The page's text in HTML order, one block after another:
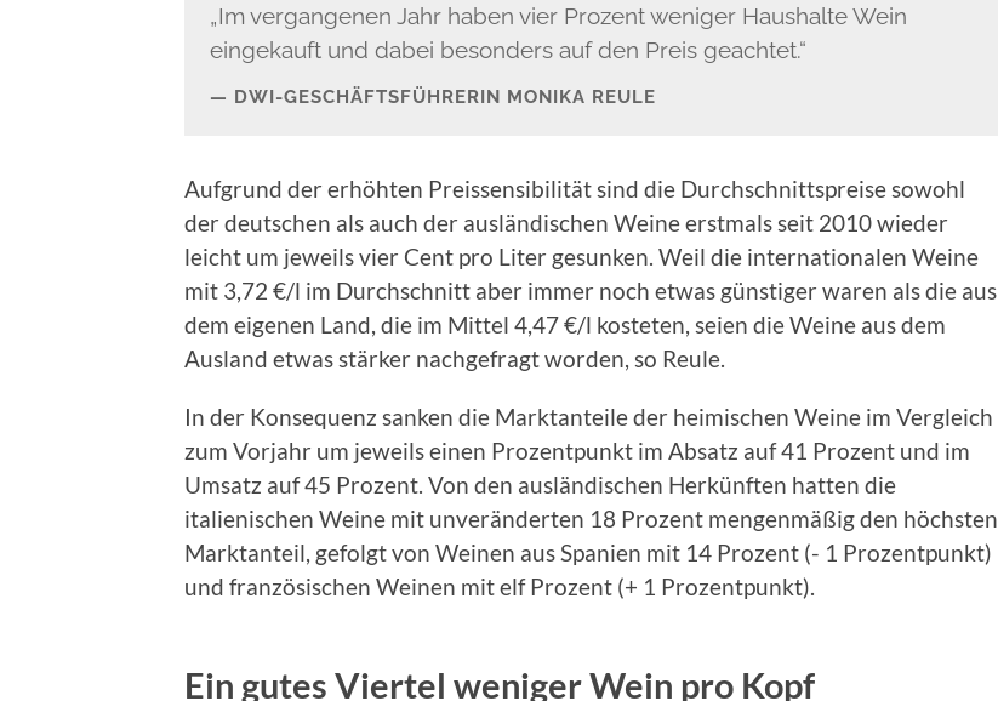
„Im vergangenen Jahr haben vier Prozent weniger Haushalte Wein
eingekauft und dabei besonders auf den Preis geachtet.“
DWI-GESCHÄFTSFÜHRERIN MONIKA REULE
Aufgrund der erhöhten Preissensibilität sind die Durchschnittspreise sowohl
der deutschen als auch der ausländischen Weine erstmals seit 2010 wieder
leicht um jeweils vier Cent pro Liter gesunken. Weil die internationalen Weine
mit 3,72 €/l im Durchschnitt aber immer noch etwas günstiger waren als die aus
dem eigenen Land, die im Mittel 4,47 €/l kosteten, seien die Weine aus dem
Ausland etwas stärker nachgefragt worden, so Reule.
In der Konsequenz sanken die Marktanteile der heimischen Weine im Vergleich
zum Vorjahr um jeweils einen Prozentpunkt im Absatz auf 41 Prozent und im
Umsatz auf 45 Prozent. Von den ausländischen Herkünften hatten die
italienischen Weine mit unveränderten 18 Prozent mengenmäßig den höchsten
Marktanteil, gefolgt von Weinen aus Spanien mit 14 Prozent (- 1 Prozentpunkt)
und französischen Weinen mit elf Prozent (+ 1 Prozentpunkt).
Ein gutes Viertel weniger Wein pro Kopf